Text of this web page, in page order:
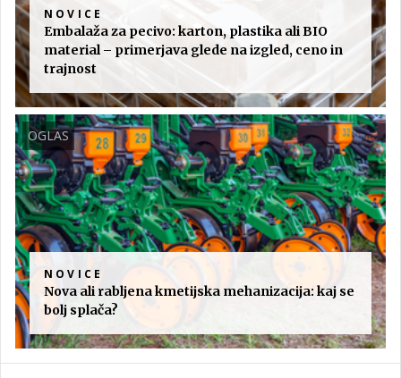
NOVICE
Embalaža za pecivo: karton, plastika ali BIO
material – primerjava glede na izgled, ceno in
trajnost
OGLAS
NOVICE
Nova ali rabljena kmetijska mehanizacija: kaj se
bolj splača?